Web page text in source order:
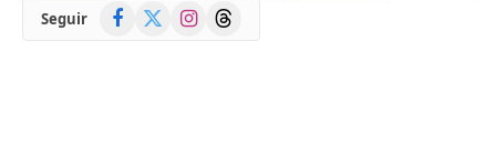
Seguir Facebook
(Twitter)
InstagramThreads